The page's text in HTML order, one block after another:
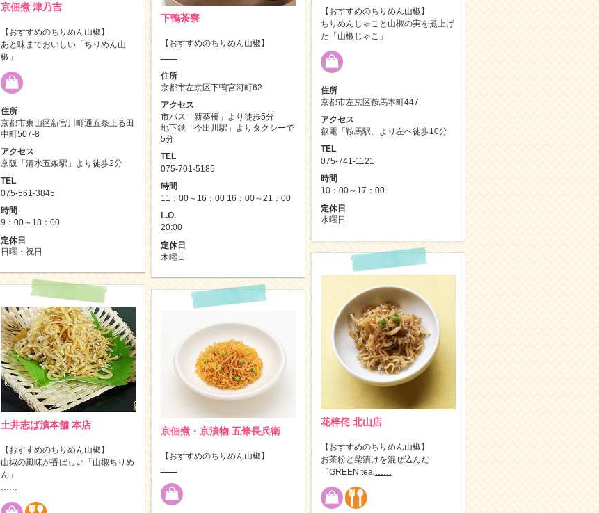
京佃煮 津乃吉
【おすすめのちりめん山椒】
あと味までおいしい「ちりめん山
椒」
住所
京都市東山区新宮川町通五条上る田
中町507-8
アクセス
京阪「清水五条駅」より徒歩2分
TEL
075-561-3845
時間
9：00～18：00
定休日
日曜・祝日
【おすすめのちりめん山椒】
ちりめんじゃこと山椒の実を煮上げ
た「山椒じゃこ」
住所
京都市左京区鞍馬本町447
アクセス
叡電「鞍馬駅」より左へ徒歩10分
TEL
075-741-1121
時間
10：00～17：00
定休日
水曜日
下鴨茶寮
【おすすめのちりめん山椒】
……
住所
京都市左京区下鴨宮河町62
アクセス
市バス「新葵橋」より徒歩5分
地下鉄「今出川駅」よりタクシーで
5分
TEL
075-701-5185
時間
11：00～16：00 16：00～21：00
L.O.
20:00
定休日
木曜日
花梓侘 北山店
【おすすめのちりめん山椒】
お茶粉と柴漬けを混ぜ込んだ
「GREEN tea ……
土井志ば漬本舗 本店
【おすすめのちりめん山椒】
山椒の風味が香ばしい「山椒ちりめ
ん」
……
京佃煮・京漬物 五條長兵衛
【おすすめのちりめん山椒】
……